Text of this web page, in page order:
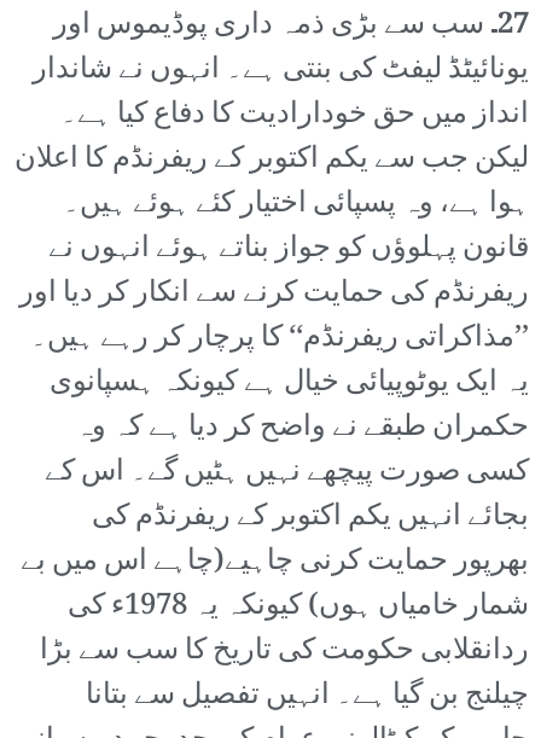
27۔ سب سے بڑی ذمہ داری پوڈیموس اور
یونائیٹڈ لیفٹ کی بنتی ہے۔ انہوں نے شاندار
انداز میں حق خودارادیت کا دفاع کیا ہے۔
لیکن جب سے یکم اکتوبر کے ریفرنڈم کا اعلان
ہوا ہے، وہ پسپائی اختیار کئے ہوئے ہیں۔
قانون پہلوؤں کو جواز بناتے ہوئے انہوں نے
ریفرنڈم کی حمایت کرنے سے انکار کر دیا اور
’’مذاکراتی ریفرنڈم‘‘ کا پرچار کر رہے ہیں۔
یہ ایک یوٹوپیائی خیال ہے کیونکہ ہسپانوی
حکمران طبقے نے واضح کر دیا ہے کہ وہ
کسی صورت پیچھے نہیں ہٹیں گے۔ اس کے
بجائے انہیں یکم اکتوبر کے ریفرنڈم کی
بھرپور حمایت کرنی چاہیے(چاہے اس میں بے
شمار خامیاں ہوں) کیونکہ یہ 1978ء کی
ردانقلابی حکومت کی تاریخ کا سب سے بڑا
چیلنج بن گیا ہے۔ انہیں تفصیل سے بتانا